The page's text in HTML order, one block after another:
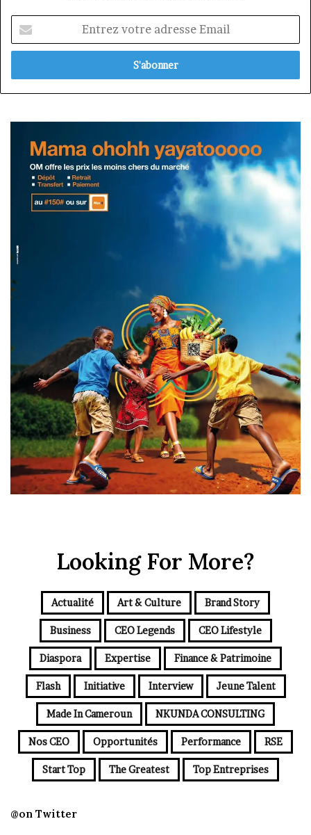
votre
adresse
Looking For More?
Actualité Art & Culture Brand Story
Business CEO Legends CEO Lifestyle
Diaspora Expertise Finance & Patrimoine
Flash Initiative Interview Jeune Talent
Made In Cameroun NKUNDA CONSULTING
Nos CEO Opportunités Performance RSE
Start Top The Greatest Top Entreprises
@on Twitter